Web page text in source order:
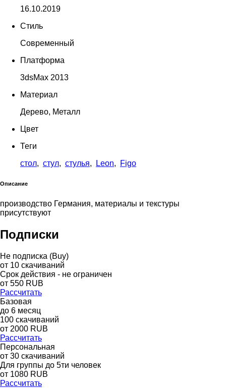
16.10.2019
Стиль
Современный
Платформа
3dsMax 2013
Материал
Дерево, Металл
Цвет
Теги
стол, стул, стулья, Leon, Figo
Описание
производство Германия, материалы и текстуры
присутствуют
Подписки
Не подписка (Buy)
от 10 скачиваний
Срок действия - не ограничен
от 550 RUB
Рассчитать
Базовая
до 6 месяц
100 скачиваний
от 2000 RUB
Рассчитать
Персональная
от 30 скачиваний
Для группы до 5ти человек
от 1080 RUB
Рассчитать